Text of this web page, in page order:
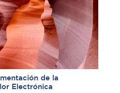
de la
Electrónica